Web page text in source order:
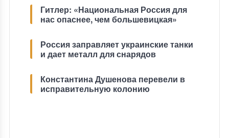
Гитлер: «Национальная Россия для
нас опаснее, чем большевицкая»
Россия заправляет украинские танки
и дает металл для снарядов
Константина Душенова перевели в
исправительную колонию